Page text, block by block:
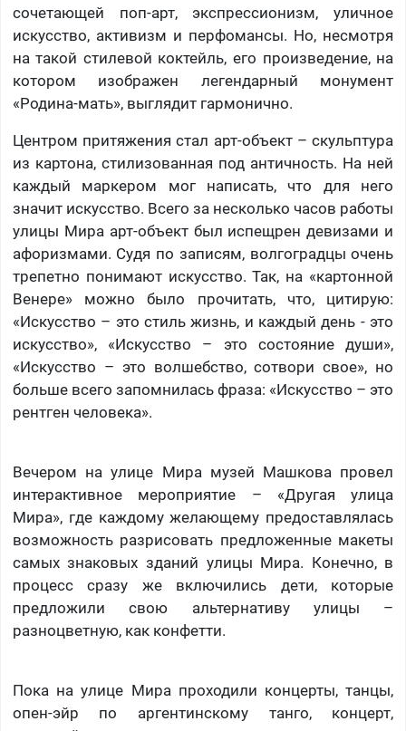
сочетающей поп-арт, экспрессионизм, уличное
искусство, активизм и перфомансы. Но, несмотря
на такой стилевой коктейль, его произведение, на
котором изображен легендарный монумент
«Родина-мать», выглядит гармонично.
Центром притяжения стал арт-объект – скульптура
из картона, стилизованная под античность. На ней
каждый маркером мог написать, что для него
значит искусство. Всего за несколько часов работы
улицы Мира арт-объект был испещрен девизами и
афоризмами. Судя по записям, волгоградцы очень
трепетно понимают искусство. Так, на «картонной
Венере» можно было прочитать, что, цитирую:
«Искусство – это стиль жизнь, и каждый день - это
искусство», «Искусство – это состояние души»,
«Искусство – это волшебство, сотвори свое», но
больше всего запомнилась фраза: «Искусство – это
рентген человека».
Вечером на улице Мира музей Машкова провел
интерактивное мероприятие – «Другая улица
Мира», где каждому желающему предоставлялась
возможность разрисовать предложенные макеты
самых знаковых зданий улицы Мира. Конечно, в
процесс сразу же включились дети, которые
предложили свою альтернативу улицы –
разноцветную, как конфетти.
Пока на улице Мира проходили концерты, танцы,
опен-эйр по аргентинскому танго, концерт,